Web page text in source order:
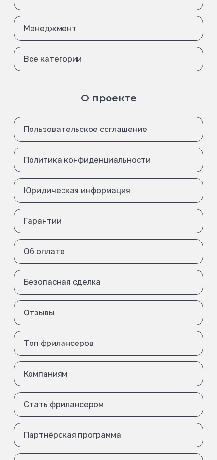
Менеджмент
Все категории
О проекте
Пользовательское соглашение
Политика конфиденциальности
Юридическая информация
Гарантии
Об оплате
Безопасная сделка
Отзывы
Топ фрилансеров
Компаниям
Стать фрилансером
Партнёрская программа